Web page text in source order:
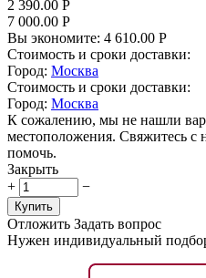
2 390.00 Р
7 000.00 Р
Вы экономите: 4 610.00 Р
Стоимость и сроки доставки:
Город: Москва
Стоимость и сроки доставки:
Город: Москва
К сожалению, мы не нашли
местоположения. Свяжитесь с
помочь.
Закрыть
+
−
Купить
Отложить Задать вопрос
Нужен индивидуальный